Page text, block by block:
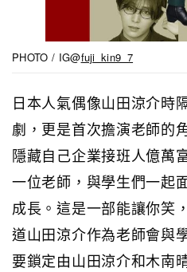
PHOTO / IG@fuji_kin9_7
日本人氣偶像山田涼介時
劇，更是首次擔演老師的
隱藏自己企業接班人億萬
一位老師，與學生們一起
成長。這是一部能讓你笑
道山田涼介作為老師會與
要鎖定由山田涼介和木南